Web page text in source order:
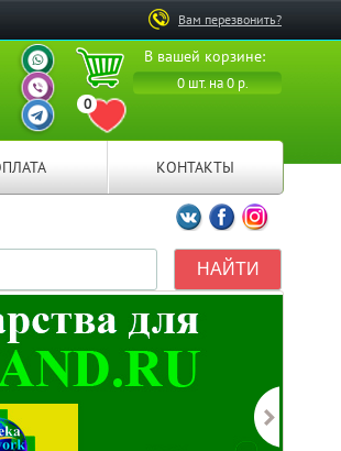
Вам перезвонить?
В вашей корзине:
0 шт. на 0 р.
0
ПЕРЕЙТИ В ИЗБРАННОЕ
ВАШ ПЕРСОНАЛЬНЫЙ
МЕНЕДЖЕР
ВАШ ПЕРСОНАЛЬНЫЙ
МЕНЕДЖЕР
ВАШ ПЕРСОНАЛЬНЫЙ
МЕНЕДЖЕР
КОНТАКТЫ
Мы ВКонтакте
Мы на Facebook
Мы в Instagramm